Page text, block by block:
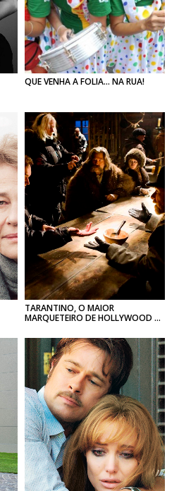
QUEVENHAAFOLIA… NARUA!
TARANTINO, O MAIOR
MARQUETEIRO DE HOLLYWOOD ATACA NOVAMENTE